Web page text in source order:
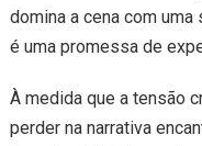
domina a cena com
é uma promessa de
À medida que a tensão
perder na narrativa